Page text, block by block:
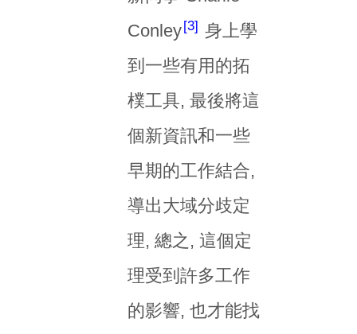
Conley 3
身上學
到一些有用的拓
樸工具, 最後將這
個新資訊和一些
早期的工作結合,
導出大域分歧定
理, 總之, 這個定
理受到許多工作
的影響, 也才能找